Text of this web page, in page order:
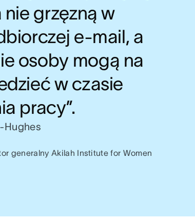
grzęzną w
e-mail, a
osoby mogą na
w czasie
pracy”.
Hughes
generalny Akilah Institute for Women